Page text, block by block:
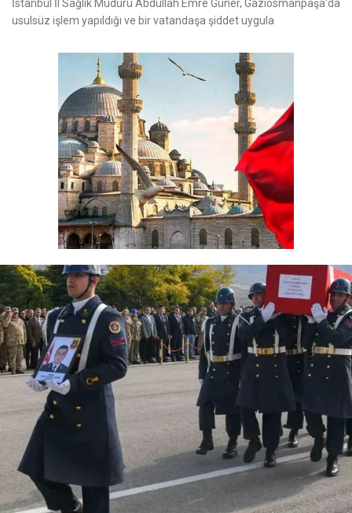
İstanbul İl Sağlık Müdürü Abdullah Emre Güner, Gaziosmanpaşa'da
usulsüz işlem yapıldığı ve bir vatandaşa şiddet uygula